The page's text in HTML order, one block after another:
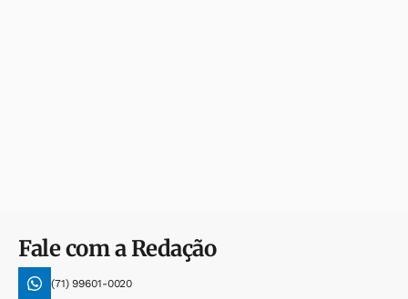
Fale com a Redação
(71) 99601-0020